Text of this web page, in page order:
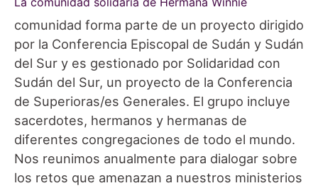
comunidad forma parte de un proyecto dirigido
por la Conferencia Episcopal de Sudán y Sudán
del Sur y es gestionado por Solidaridad con
Sudán del Sur, un proyecto de la Conferencia
de Superioras/es Generales. El grupo incluye
sacerdotes, hermanos y hermanas de
diferentes congregaciones de todo el mundo.
Nos reunimos anualmente para dialogar sobre
los retos que amenazan a nuestros ministerios